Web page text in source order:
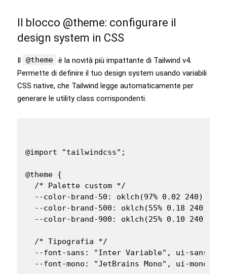
Il blocco @theme: configurare il
design system in CSS
Il @theme è la novità più impattante di Tailwind v4.
Permette di definire il tuo design system usando variabili
CSS native, che Tailwind legge automaticamente per
generare le utility class corrispondenti.
@import "tailwindcss";
@theme {
  /* Palette custom */
  --color-brand-50: oklch(97% 0.02 240);
  --color-brand-500: oklch(55% 0.18 240);
  --color-brand-900: oklch(25% 0.10 240);
  /* Tipografia */
--font-sans: "Inter Variable", ui-sans-
--font-mono: "JetBrains Mono", ui-